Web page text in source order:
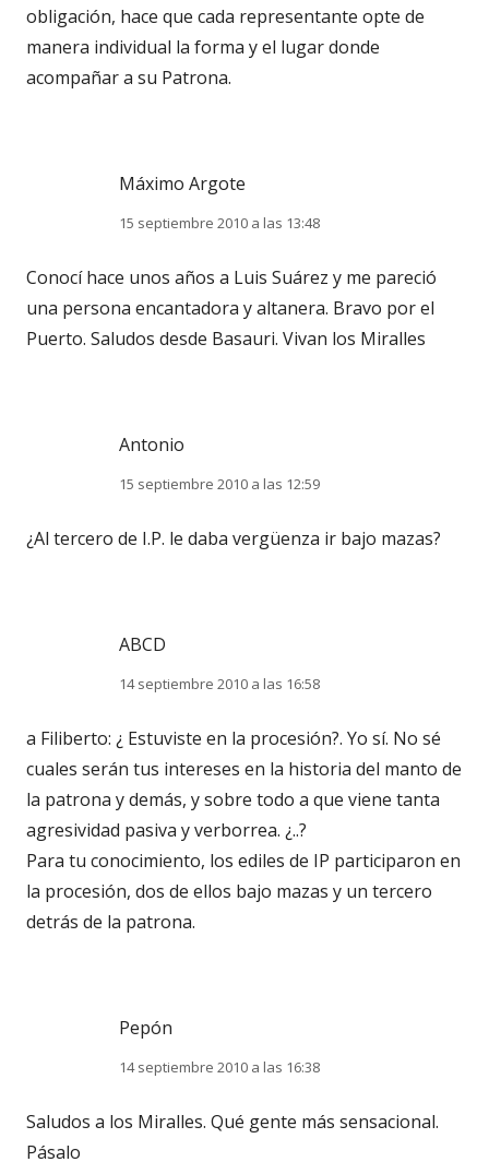
obligación, hace que cada representante opte de
manera individual la forma y el lugar donde
acompañar a su Patrona.
Máximo Argote
15 septiembre 2010 a las 13:48
Conocí hace unos años a Luis Suárez y me pareció
una persona encantadora y altanera. Bravo por el
Puerto. Saludos desde Basauri. Vivan los Miralles
Antonio
15 septiembre 2010 a las 12:59
¿Al tercero de I.P. le daba vergüenza ir bajo mazas?
ABCD
14 septiembre 2010 a las 16:58
a Filiberto: ¿ Estuviste en la procesión?. Yo sí. No sé
cuales serán tus intereses en la historia del manto de
la patrona y demás, y sobre todo a que viene tanta
agresividad pasiva y verborrea. ¿..?
Para tu conocimiento, los ediles de IP participaron en
la procesión, dos de ellos bajo mazas y un tercero
detrás de la patrona.
Pepón
14 septiembre 2010 a las 16:38
Saludos a los Miralles. Qué gente más sensacional.
Pásalo